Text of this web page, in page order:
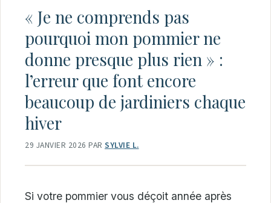
« Je ne comprends pas
pourquoi mon pommier ne
donne presque plus rien » :
l’erreur que font encore
beaucoup de jardiniers chaque
hiver
29 JANVIER 2026 PAR SYLVIE L.
Si votre pommier vous déçoit année après